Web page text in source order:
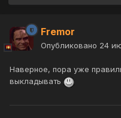
Fremor
Опубликовано 24
Наверное, пора уже
выкладывать